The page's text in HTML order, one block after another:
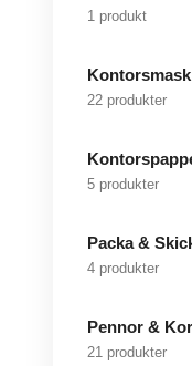
1 produkt
22 produkter
5 produkter
Packa &
4 produkter
Pennor &
21 produkter